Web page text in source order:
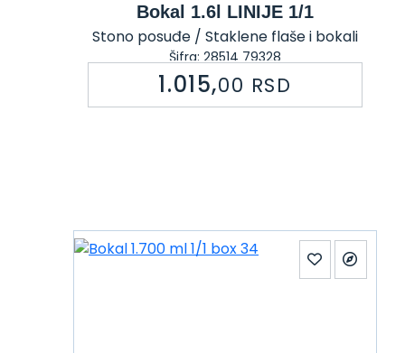
Bokal 1.6l LINIJE 1/1
Stono posuđe / Staklene flaše i bokali
Šifra: 28514 79328
1.015,00 RSD